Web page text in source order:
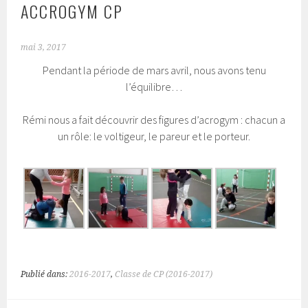
ACCROGYM CP
mai 3, 2017
Pendant la période de mars avril, nous avons tenu
l’équilibre…
Rémi nous a fait découvrir des figures d’acrogym : chacun a
un rôle: le voltigeur, le pareur et le porteur.
Publié dans:2016-2017,Classe de CP (2016-2017)